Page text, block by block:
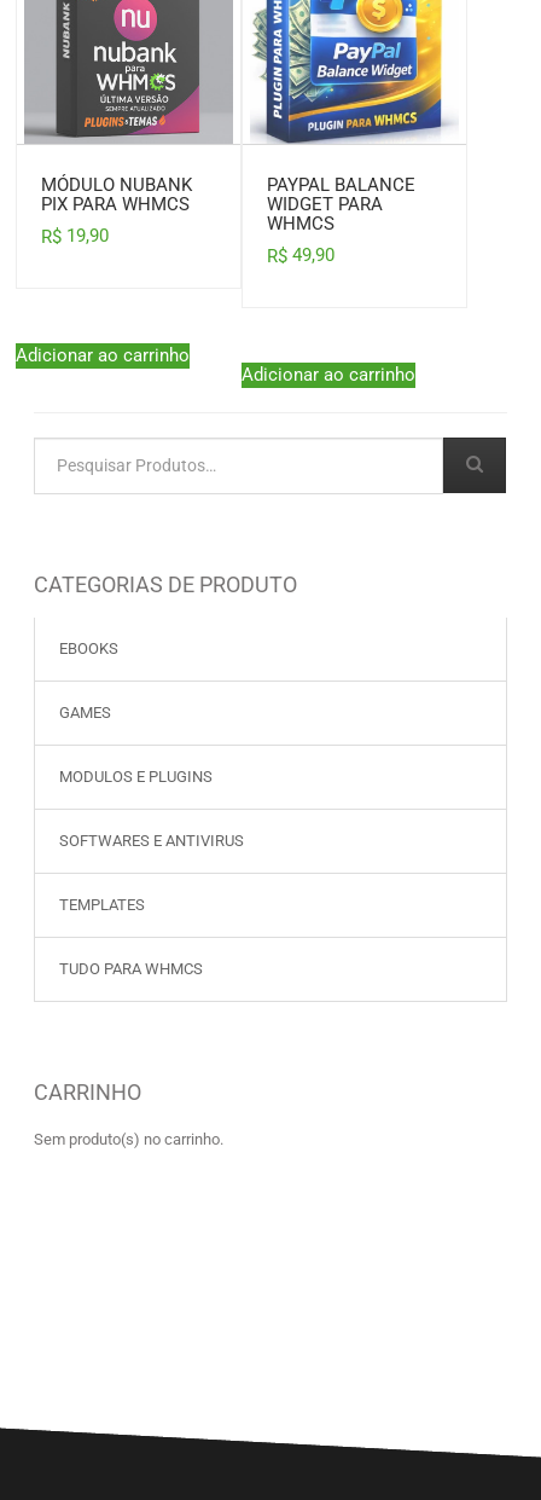
MÓDULO NUBANK
PIX PARA WHMCS
R$ 19,90
Adicionar ao carrinho
PAYPAL BALANCE
WIDGET PARA
WHMCS
R$ 49,90
Adicionar ao carrinho
CATEGORIAS DE PRODUTO
EBOOKS
GAMES
MODULOS E PLUGINS
SOFTWARES E ANTIVIRUS
TEMPLATES
TUDO PARA WHMCS
CARRINHO
Sem produto(s) no carrinho.